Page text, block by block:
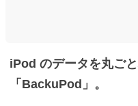
iPod のデータを丸ご
「BackuPod」。